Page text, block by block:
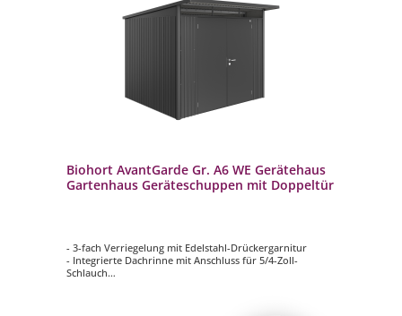
Biohort AvantGarde Gr. A6 WE Gerätehaus
Gartenhaus Geräteschuppen mit Doppeltür
- 3-fach Verriegelung mit Edelstahl-Drückergarnitur
- Integrierte Dachrinne mit Anschluss für 5/4-Zoll-
Schlauch